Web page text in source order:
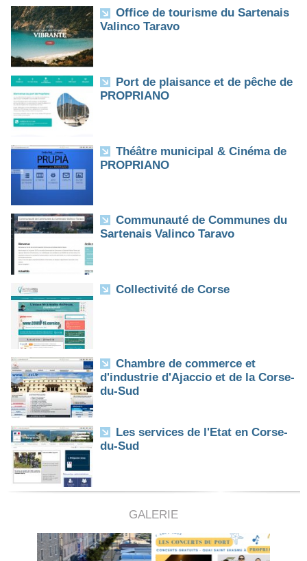
Office de tourisme du Sartenais
Valinco Taravo
Port de plaisance et de pêche de
PROPRIANO
Théâtre municipal & Cinéma de
PROPRIANO
Communauté de Communes du
Sartenais Valinco Taravo
Collectivité de Corse
Chambre de commerce et
d'industrie d'Ajaccio et de la Corse-
du-Sud
Les services de l'Etat en Corse-
du-Sud
GALERIE